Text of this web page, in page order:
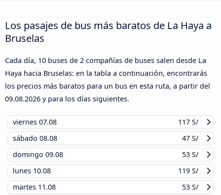
Los pasajes de bus más baratos de La Haya a
Bruselas
Cada día, 10 buses de 2 compañías de buses salen desde La
Haya hacia Bruselas: en la tabla a continuación, encontrarás
los precios más baratos para un bus en esta ruta, a partir del
09.08.2026 y para los días siguientes.
viernes 07.08
117 S/
sábado 08.08
47 S/
domingo 09.08
53 S/
lunes 10.08
119 S/
martes 11.08
53 S/